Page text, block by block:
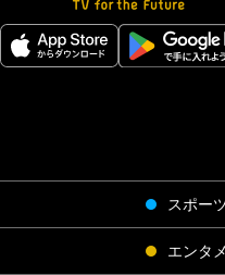
スポー
エンタメ